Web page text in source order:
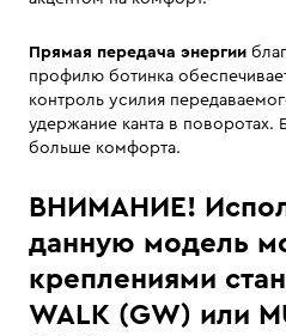
Прямая передача энергии
профилю ботинка
контроль усилия
удержание канта в поворотах.
больше комфорта.
ВНИМАНИЕ!
данную модель
креплениями
WALK (GW) или